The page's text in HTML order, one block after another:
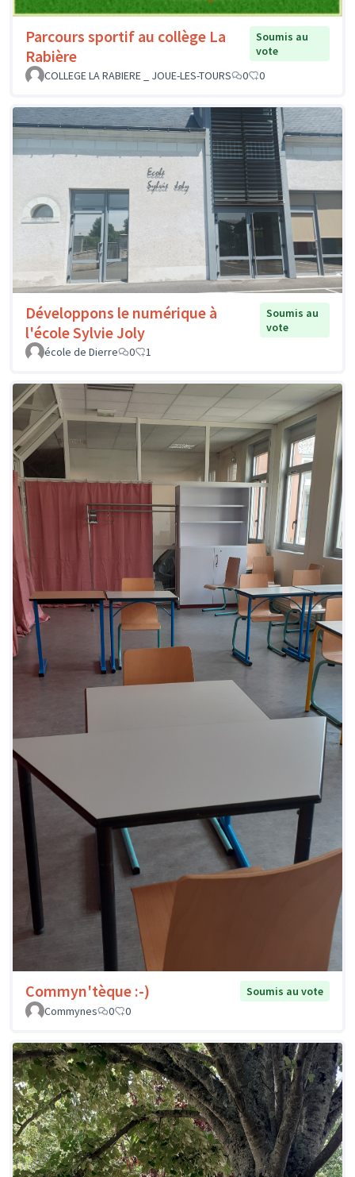
Parcours sportif au collège La
Rabière
Soumis au
vote
COLLEGE LA RABIERE _ JOUE-LES-TOURS
0 0
Développons le numérique à
l'école Sylvie Joly
Soumis au
vote
école de Dierre
0 1
Commyn'tèque :-)
Soumis au vote
Commynes
0 0